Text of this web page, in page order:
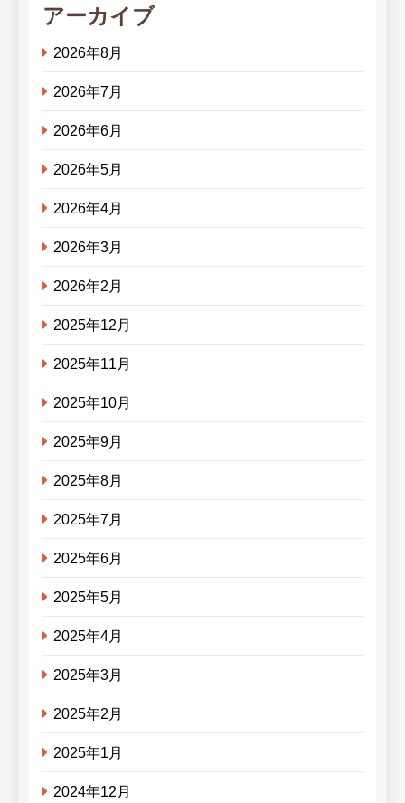
アーカイブ
2026年8月
2026年7月
2026年6月
2026年5月
2026年4月
2026年3月
2026年2月
2025年12月
2025年11月
2025年10月
2025年9月
2025年8月
2025年7月
2025年6月
2025年5月
2025年4月
2025年3月
2025年2月
2025年1月
2024年12月